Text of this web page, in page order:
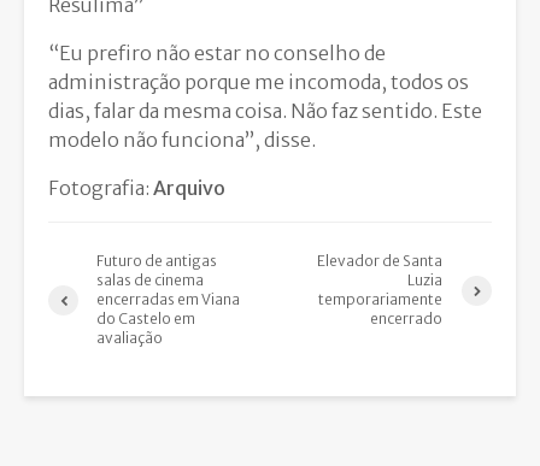
Resulima”
“Eu prefiro não estar no conselho de
administração porque me incomoda, todos os
dias, falar da mesma coisa. Não faz sentido. Este
modelo não funciona”, disse.
Fotografia: Arquivo
Futuro de antigas
salas de cinema
encerradas em Viana
do Castelo em
avaliação
Elevador de Santa
Luzia
temporariamente
encerrado